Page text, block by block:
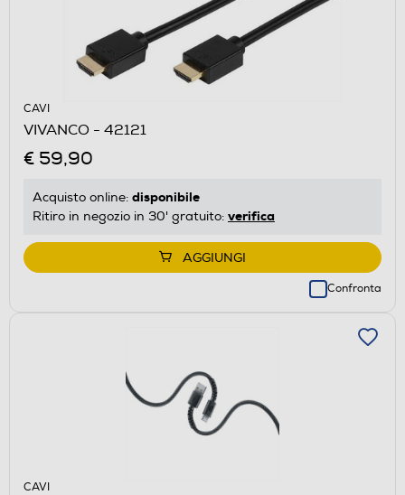
CAVI
VIVANCO - 42121
€ 59,90
Acquisto online: disponibile
Ritiro in negozio in 30' gratuito: verifica
AGGIUNGI
Confronta
CAVI